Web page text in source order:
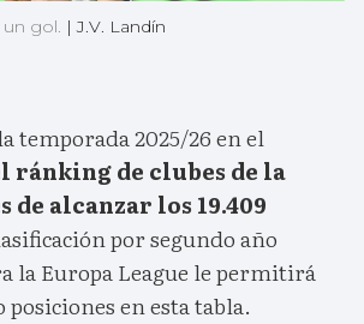
gol. |J.V. Landín
temporada 2025/26 en el
ránking de clubes de la
de alcanzar los 19.409
por segundo año
la Europa League le permitirá
en esta tabla.